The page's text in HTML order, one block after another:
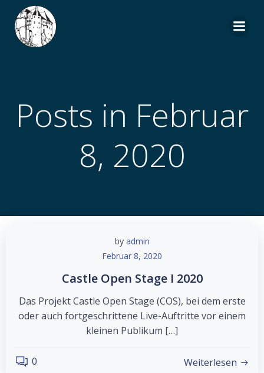
Posts in Februar
8, 2020
by admin
Februar 8, 2020
Castle Open Stage I 2020
Das Projekt Castle Open Stage (COS), bei dem erste
oder auch fortgeschrittene Live-Auftritte vor einem
kleinen Publikum […]
0 Weiterlesen